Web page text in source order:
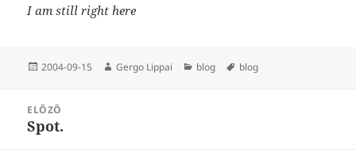
I am still right here
Közzétéve
2004-09-15 Szerző
Gergo Lippai Kategória
blog Címke
blog
navigáció
ELŐZŐ
Korábbi
Spot.